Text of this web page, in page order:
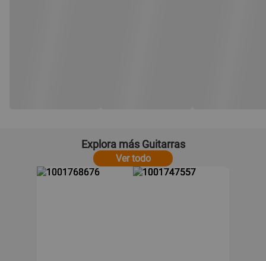
Explora más Guitarras
Ver todo